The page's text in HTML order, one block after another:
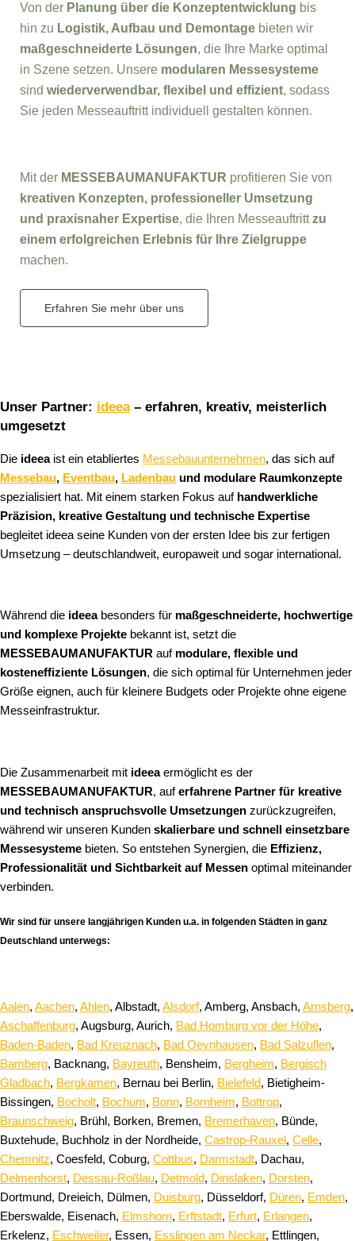
Von der Planung über die Konzeptentwicklung bis
hin zu Logistik, Aufbau und Demontage bieten wir
maßgeschneiderte Lösungen, die Ihre Marke optimal
in Szene setzen. Unsere modularen Messesysteme
sind wiederverwendbar, flexibel und effizient, sodass
Sie jeden Messeauftritt individuell gestalten können.
Mit der MESSEBAUMANUFAKTUR profitieren Sie von
kreativen Konzepten, professioneller Umsetzung
und praxisnaher Expertise, die Ihren Messeauftrittzu
einem erfolgreichen Erlebnis für Ihre Zielgruppe
machen.
Erfahren Sie mehr über uns
Unser Partner: ideea– erfahren, kreativ, meisterlich
umgesetzt
Die ideeaist ein etabliertes Messebauunternehmen, das sich auf
Messebau, Eventbau, Ladenbau und modulare Raumkonzepte
spezialisiert hat. Mit einem starken Fokus auf handwerkliche
Präzision, kreative Gestaltung und technische Expertise
begleitet ideea seine Kunden von der ersten Idee bis zur fertigen
Umsetzung – deutschlandweit, europaweit und sogar international.
Während die ideeabesonders für maßgeschneiderte, hochwertige
und komplexe Projekte bekannt ist, setzt die
MESSEBAUMANUFAKTUR auf modulare, flexible und
kosteneffiziente Lösungen, die sich optimal für Unternehmen jeder
Größe eignen, auch für kleinere Budgets oder Projekte ohne eigene
Messeinfrastruktur.
Die Zusammenarbeit mit ideeaermöglicht es der
MESSEBAUMANUFAKTUR, auferfahrene Partner für kreative
und technisch anspruchsvolle Umsetzungen zurückzugreifen,
während wir unseren Kunden skalierbare und schnell einsetzbare
Messesysteme bieten. So entstehen Synergien, die Effizienz,
Professionalität und Sichtbarkeit auf Messen optimal miteinander
verbinden.
Wir sind für unsere langjährigen Kunden u.a. in folgenden Städten in ganz
Deutschland unterwegs:
Aalen, Aachen, Ahlen, Albstadt, Alsdorf, Amberg, Ansbach, Arnsberg,
Aschaffenburg, Augsburg, Aurich, Bad Homburg vor der Höhe,
Baden-Baden, Bad Kreuznach, Bad Oeynhausen, Bad Salzuflen,
Bamberg, Backnang, Bayreuth, Bensheim, Bergheim, Bergisch
Gladbach, Bergkamen, Bernau bei Berlin, Bielefeld, Bietigheim-
Bissingen, Bocholt, Bochum, Bonn, Bornheim, Bottrop,
Braunschweig, Brühl, Borken, Bremen, Bremerhaven, Bünde,
Buxtehude, Buchholz in der Nordheide, Castrop-Rauxel, Celle,
Chemnitz, Coesfeld, Coburg, Cottbus, Darmstadt, Dachau,
Delmenhorst, Dessau-Roßlau, Detmold, Dinslaken, Dorsten,
Dortmund, Dreieich, Dülmen, Duisburg, Düsseldorf, Düren, Emden,
Eberswalde, Eisenach, Elmshorn, Erftstadt, Erfurt, Erlangen,
Erkelenz, Eschweiler, Essen, Esslingen am Neckar, Ettlingen,